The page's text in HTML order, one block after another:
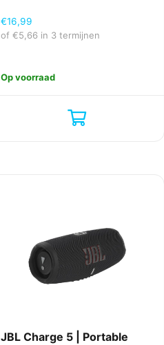
€16,99
of €5,66 in 3 termijnen
Op voorraad
JBL Charge 5 | Portable